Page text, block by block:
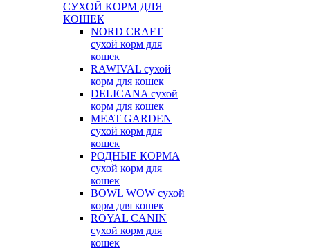
СУХОЙ КОРМ ДЛЯ
КОШЕК
NORD CRAFT
сухой корм для
кошек
RAWIVAL сухой
корм для кошек
DELICANA сухой
корм для кошек
MEAT GARDEN
сухой корм для
кошек
РОДНЫЕ КОРМА
сухой корм для
кошек
BOWL WOW сухой
корм для кошек
ROYAL CANIN
сухой корм для
кошек